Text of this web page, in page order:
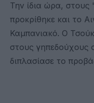
Την ίδια ώρα,
προκρίθηκε και το
Καμπανιακό. Ο
στους γηπεδούχους
διπλασίασε το